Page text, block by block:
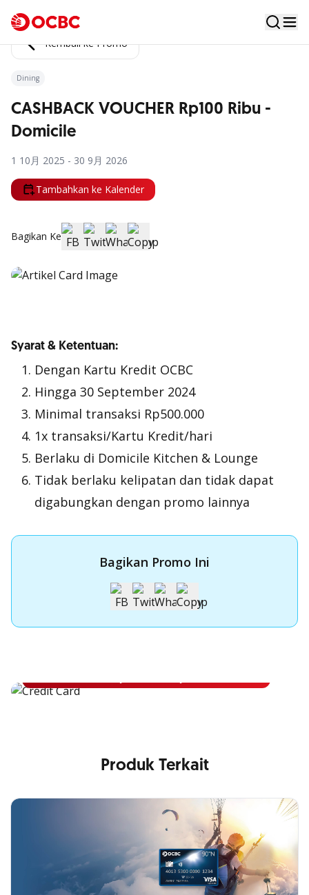
Kembali ke Promo
Dining
CASHBACK VOUCHER Rp100 Ribu -
Domicile
1 10月 2025 - 30 9月 2026
Tambahkan ke Kalender
Bagikan Ke
Syarat & Ketentuan:
Dengan Kartu Kredit OCBC
Hingga 30 September 2024
Minimal transaksi Rp500.000
1x transaksi/Kartu Kredit/hari
Berlaku di Domicile Kitchen & Lounge
Tidak berlaku kelipatan dan tidak dapat
digabungkan dengan promo lainnya
Bagikan Promo Ini
Apply Kartu Kredit OCBC NISP
Produk Terkait